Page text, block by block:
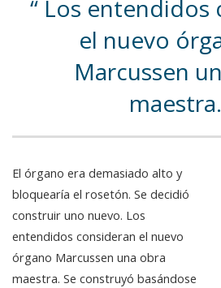
Los entendidos
el nuevo
Marcussen
maestra.
El órgano era demasiado alto y
bloquearía el rosetón. Se decidió
construir uno nuevo. Los
entendidos consideran el nuevo
órgano Marcussen una obra
maestra. Se construyó basándose